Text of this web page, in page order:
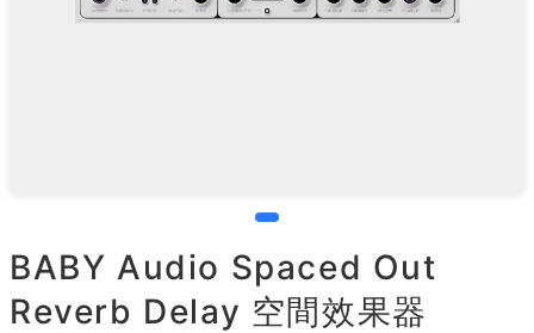
BABY Audio Spaced Out
Reverb Delay 空間效果器